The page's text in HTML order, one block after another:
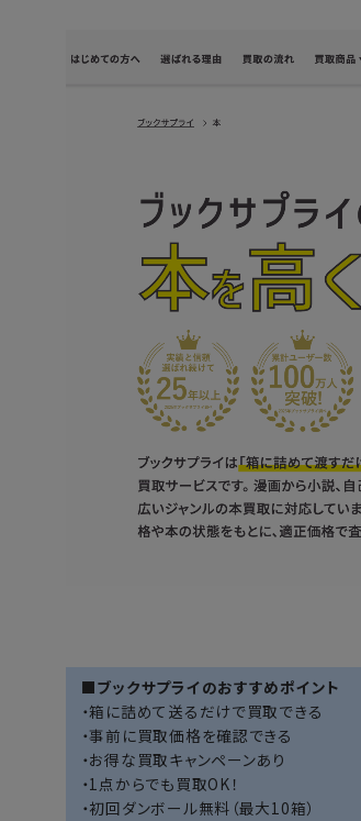
■ブックサプライのおすすめポイント
・箱に詰めて送るだけで買取できる
・事前に買取価格を確認できる
・お得な買取キャンペーンあり
・1点からでも買取OK！
・初回ダンボール無料（最大10箱）